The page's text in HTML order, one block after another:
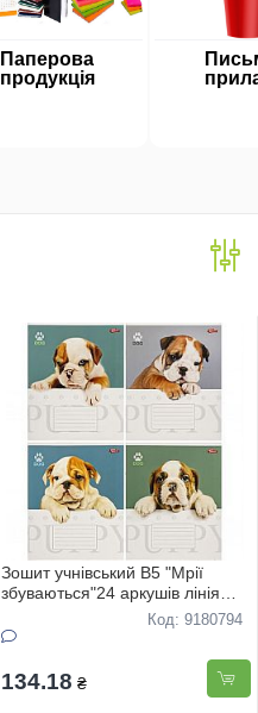
Паперова
продукція
Зошит учнівський В5 "Мрії
збуваються"24 аркушів лінія
офс "Песики" 3595 16штКод: 9180794
134.18 ₴